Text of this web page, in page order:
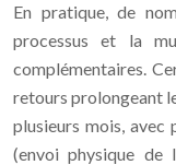
En pratique, de
processus et la
complémentaires.
retours prolongeant
plusieurs mois, avec
(envoi physique de